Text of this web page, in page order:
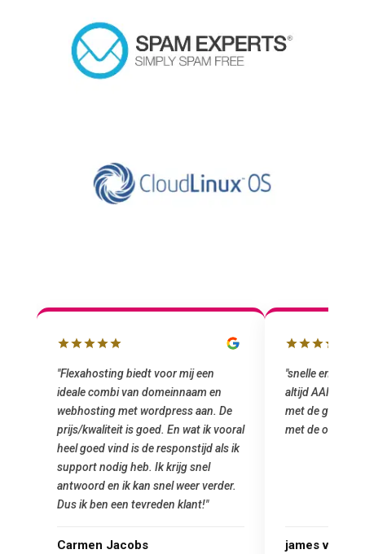
"snelle en vriendelijke service. staat
altijd AAN (: fijne prijzen vergeleken
met de grote jongens en dus nu al blij
met de overstap!"
james van oranje
"Top service. Ik
het installeren
was meteen
gemaakt. Top
Marcel Thijs